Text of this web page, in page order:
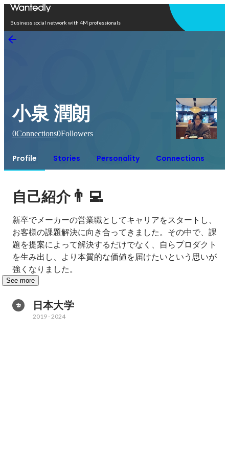
Business social network with 4M professionals
小泉 潤朗
0Connections0Followers
Profile Stories Personality Connections
自己紹介👨‍💻
新卒でメーカーの営業職としてキャリアをスタートし、
お客様の課題解決に向き合ってきました。その中で、課
題を提案によって解決するだけでなく、自らプロダクト
を生み出し、より本質的な価値を届けたいという思いが
強くなりました。
See more
日本大学
2019-2024